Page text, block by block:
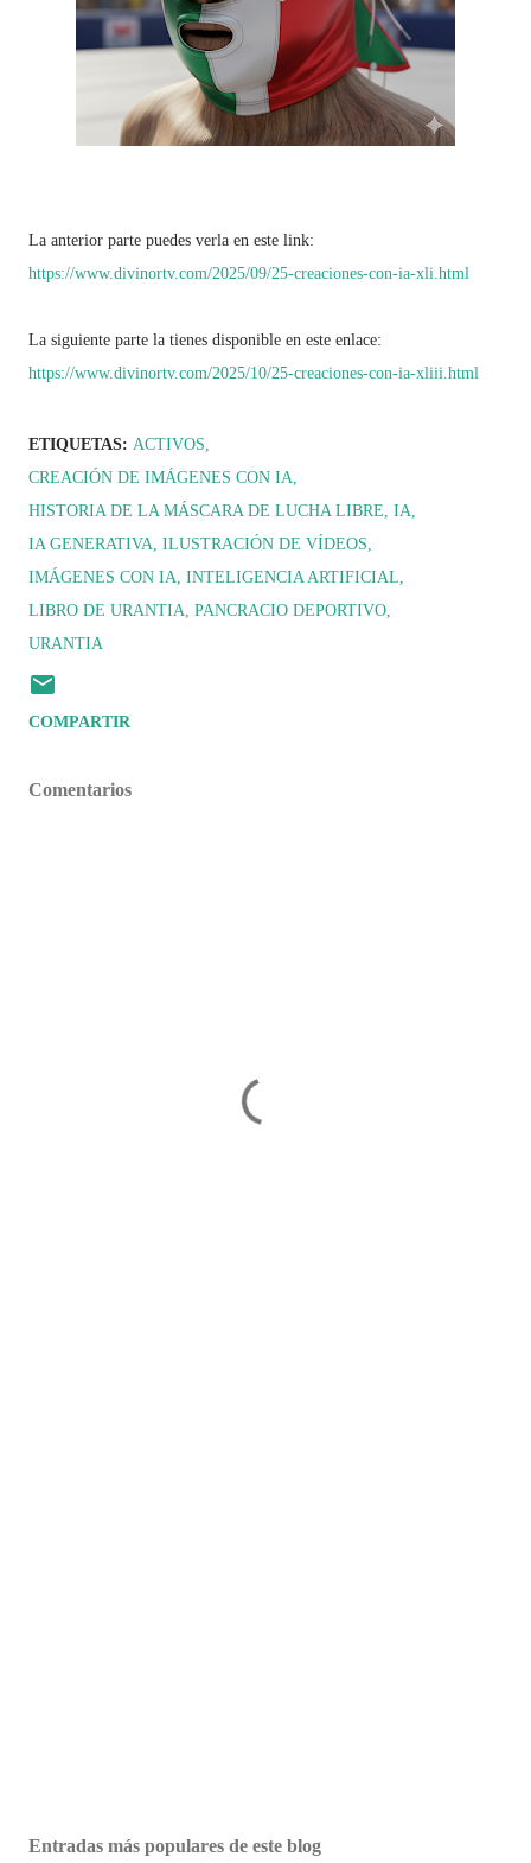
La anterior parte puedes verla en este link:
https://www.divinortv.com/2025/09/25-creaciones-con-ia-xli.html
La siguiente parte la tienes disponible en este enlace:
https://www.divinortv.com/2025/10/25-creaciones-con-ia-xliii.html
ETIQUETAS: ACTIVOS
CREACIÓN DE IMÁGENES CON IA
HISTORIA DE LA MÁSCARA DE LUCHA LIBRE IA
IA GENERATIVA ILUSTRACIÓN DE VÍDEOS
IMÁGENES CON IA INTELIGENCIA ARTIFICIAL
LIBRO DE URANTIA PANCRACIO DEPORTIVO
URANTIA
COMPARTIR
Comentarios
Entradas más populares de este blog